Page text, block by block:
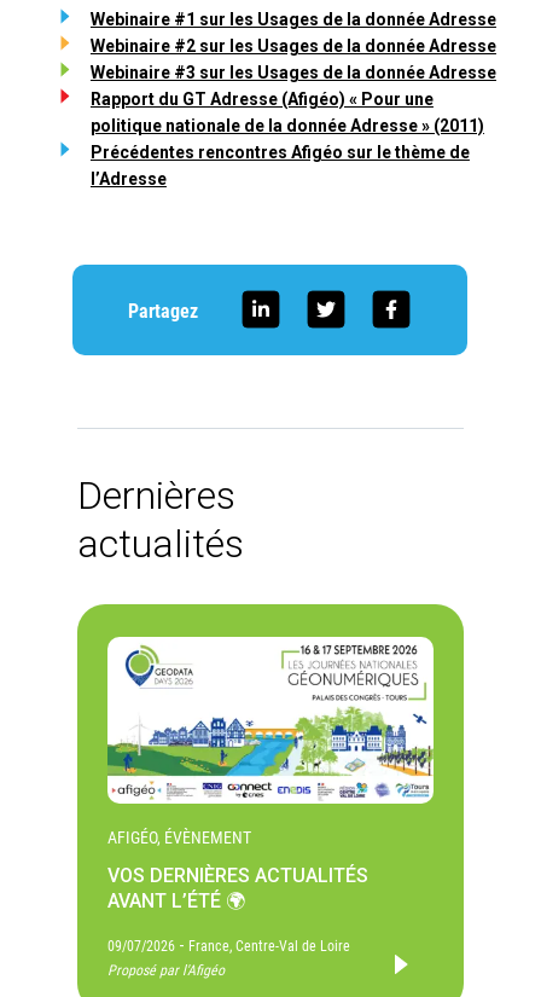
Webinaire #1 sur les Usages de la donnée Adresse
Webinaire #2 sur les Usages de la donnée Adresse
Webinaire #3 sur les Usages de la donnée Adresse
Rapport du GT Adresse (Afigéo) « Pour une
politique nationale de la donnée Adresse » (2011)
Précédentes rencontres Afigéo sur le thème de
l’Adresse
Partagez
Dernières
actualités
AFIGÉO, ÉVÈNEMENT
VOS DERNIÈRES ACTUALITÉS
AVANT L’ÉTÉ 🌍
09/07/2026 - France, Centre-Val de Loire
Proposé par l'Afigéo